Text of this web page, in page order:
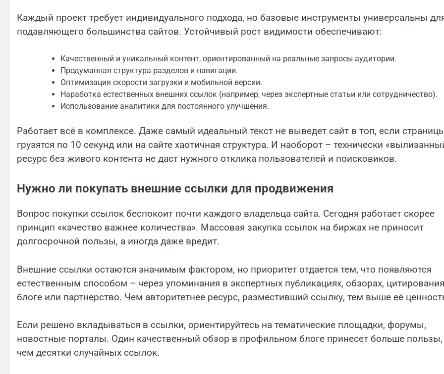
Каждый проект требует индивидуального подхода, но базовые инструменты универсальны
подавляющего большинства сайтов. Устойчивый рост видимости обеспечивают:
Качественный и уникальный контент, ориентированный на реальные запросы аудитории.
Продуманная структура разделов и навигации.
Оптимизация скорости загрузки и мобильной версии.
Наработка естественных внешних ссылок (например, через экспертные статьи или сотрудничество).
Использование аналитики для постоянного улучшения.
Работает всё в комплексе. Даже самый идеальный текст не выведет сайт в топ, если
грузятся по 10 секунд или на сайте хаотичная структура. И наоборот – технически
ресурс без живого контента не даст нужного отклика пользователей и поисковиков.
Нужно ли покупать внешние ссылки для продвижения
Вопрос покупки ссылок беспокоит почти каждого владельца сайта. Сегодня работает скорее
принцип «качество важнее количества». Массовая закупка ссылок на биржах не приносит
долгосрочной пользы, а иногда даже вредит.
Внешние ссылки остаются значимым фактором, но приоритет отдается тем, что появляются
естественным способом – через упоминания в экспертных публикациях, обзорах,
блоге или партнерство. Чем авторитетнее ресурс, разместивший ссылку, тем выше её
Если решено вкладываться в ссылки, ориентируйтесь на тематические площадки, форумы,
новостные порталы. Один качественный обзор в профильном блоге принесет больше пользы,
чем десятки случайных ссылок.